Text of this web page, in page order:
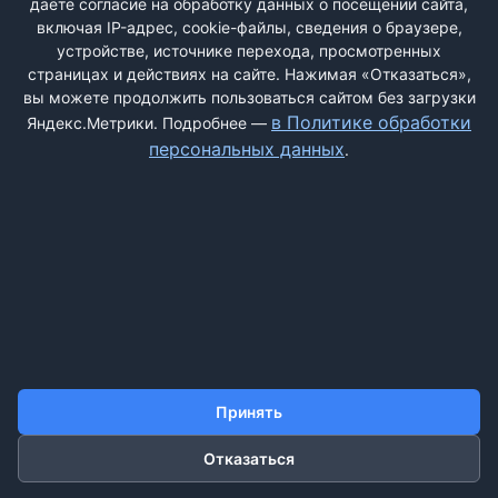
деньги, ответа уже не ждите, на тел то ответят то не ответят,
могут завтраками ...
©2011-2026 ДОСКАЖАЛОБ.РФ
даёте согласие на обработку данных о посещении сайта,
включая IP-адрес, cookie-файлы, сведения о браузере,
устройстве, источнике перехода, просмотренных
страницах и действиях на сайте. Нажимая «Отказаться»,
вы можете продолжить пользоваться сайтом без загрузки
Яндекс.Метрики. Подробнее — в Политике обработки
персональных данных.
Принять
Отказаться